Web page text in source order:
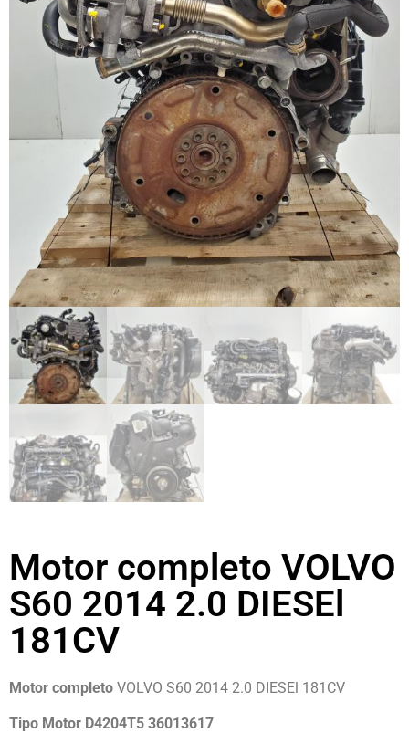
Motor completo VOLVO
S60 2014 2.0 DIESEl
181CV
Motor completo VOLVO S60 2014 2.0 DIESEl 181CV
Tipo Motor D4204T5 36013617